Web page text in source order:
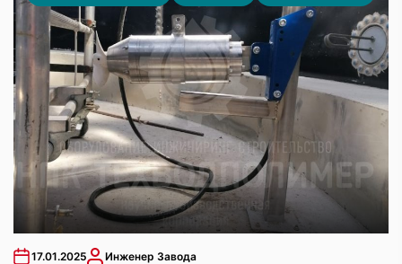
17.01.2025 Инженер Завода